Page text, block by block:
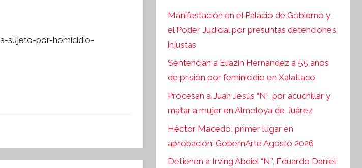
sujeto-por-homicidio-
Manifestación en el Palacio de Gobierno y
el Poder Judicial por presuntas detenciones
injustas
Sentencian a Eliazin Hernández a 55 años
de prisión por feminicidio en Xalatlaco
Procesan a Juan Jesús “N”, por acuchillar y
matar a mujer en Almoloya de Juárez
Héctor Macedo, primer lugar en
aprobación: GobernArte Agosto 2026
Detienen a Irving Abdiel “N”, Eduardo Daniel